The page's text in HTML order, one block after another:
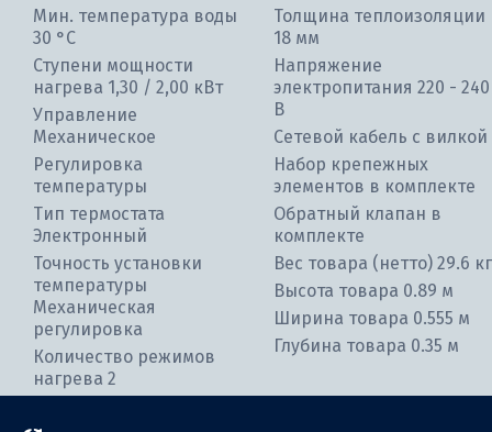
Мин. температура воды
30 °С
Ступени мощности
нагрева 1,30 / 2,00 кВт
Управление
Механическое
Регулировка
температуры
Тип термостата
Электронный
Точность установки
температуры
Механическая
регулировка
Количество режимов
нагрева 2
Толщина теплоизоляции
18 мм
Напряжение
электропитания 220 - 240
В
Сетевой кабель с вилкой
Набор крепежных
элементов в комплекте
Обратный клапан в
комплекте
Вес товара (нетто) 29.6 кг
Высота товара 0.89 м
Ширина товара 0.555 м
Глубина товара 0.35 м